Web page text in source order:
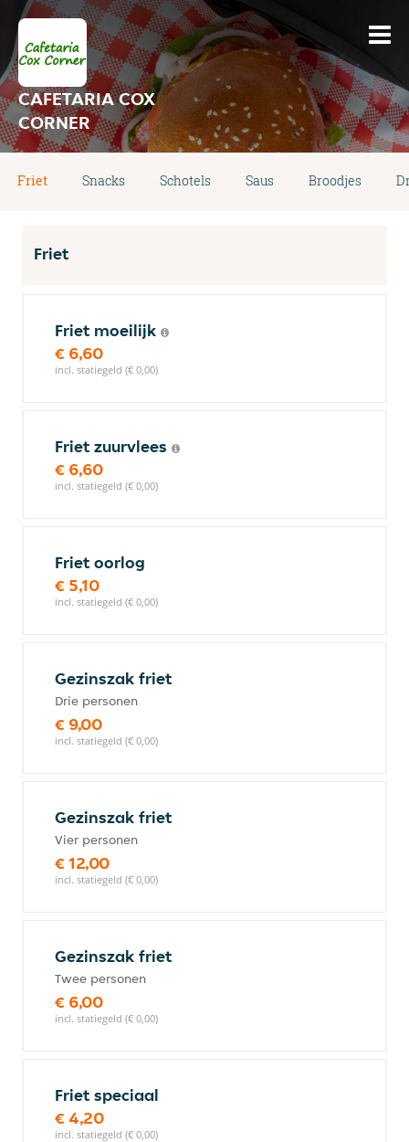
CAFETARIA COX
CORNER
Friet Snacks Schotels Saus Broodjes
Friet
Friet moeilijk
€ 6,60
incl. statiegeld (€ 0,00)
Friet zuurvlees
€ 6,60
incl. statiegeld (€ 0,00)
Friet oorlog
€ 5,10
incl. statiegeld (€ 0,00)
Gezinszak friet
Drie personen
€ 9,00
incl. statiegeld (€ 0,00)
Gezinszak friet
Vier personen
€ 12,00
incl. statiegeld (€ 0,00)
Gezinszak friet
Twee personen
€ 6,00
incl. statiegeld (€ 0,00)
Friet speciaal
€ 4,20
incl. statiegeld (€ 0,00)